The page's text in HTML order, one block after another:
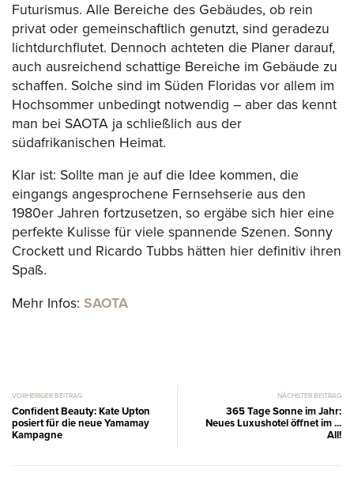
Futurismus. Alle Bereiche des Gebäudes, ob rein
privat oder gemeinschaftlich genutzt, sind geradezu
lichtdurchflutet. Dennoch achteten die Planer darauf,
auch ausreichend schattige Bereiche im Gebäude zu
schaffen. Solche sind im Süden Floridas vor allem im
Hochsommer unbedingt notwendig – aber das kennt
man bei SAOTA ja schließlich aus der
südafrikanischen Heimat.
Klar ist: Sollte man je auf die Idee kommen, die
eingangs angesprochene Fernsehserie aus den
1980er Jahren fortzusetzen, so ergäbe sich hier eine
perfekte Kulisse für viele spannende Szenen. Sonny
Crockett und Ricardo Tubbs hätten hier definitiv ihren
Spaß.
Mehr Infos: SAOTA
VORHERIGER BEITRAG
Confident Beauty: Kate Upton
posiert für die neue Yamamay
Kampagne
NÄCHSTER BEITRAG
365 Tage Sonne im Jahr:
Neues Luxushotel öffnet im ...
All!